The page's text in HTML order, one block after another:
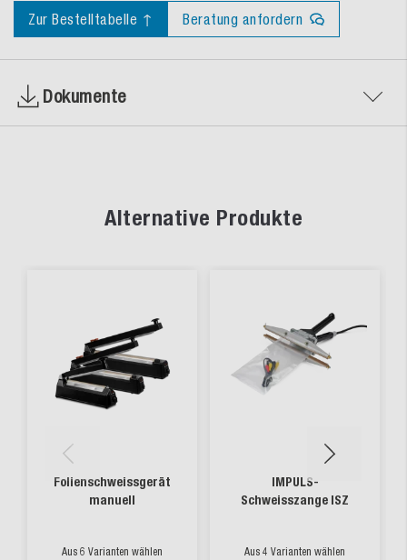
Zur Bestelltabelle ↑ Beratung anfordern
Dokumente
Alternative Produkte
Folienschweissgerät
manuell
Aus 6 Varianten wählen
IMPULS-
Schweisszange ISZ
Aus 4 Varianten wählen